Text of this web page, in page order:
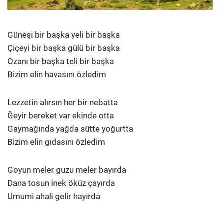
Güneşi bir başka yeli bir başka
Çiçeyi bir başka gülü bir başka
Ozanı bir başka teli bir başka
Bizim elin havasını özledim
Lezzetin alırsın her bir nebatta
Ğeyir bereket var ekinde otta
Gaymağında yağda sütte yoğurtta
Bizim elin gıdasını özledim
Goyun meler guzu meler bayırda
Dana tosun inek öküz çayırda
Umumi ahali gelir hayırda